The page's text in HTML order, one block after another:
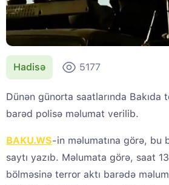
Hadisə 5177
Dünən günorta saatlarında Bakıda
barəd polisə məlumat verilib.
BAKU.WS-in məlumatına görə, bu
saytı yazıb. Məlumata görə, saat
bölməsinə terror aktı barədə